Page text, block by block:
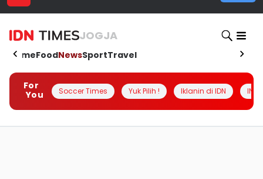
JOGJA
HomeFoodNewsSportTravel
For
You
Soccer Times Yuk Pilih ! Iklanin di IDN